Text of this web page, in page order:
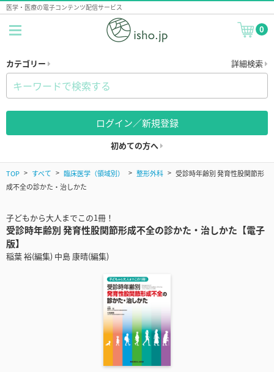
医学・医療の電子コンテンツ配信サービス
0
カテゴリー 詳細検索
ログイン／新規登録
初めての方へ
TOP すべて 臨床医学（領域別） 整形外科
受診時年齢別 発育性股関節形
成不全の診かた・治しかた
子どもから大人までこの1冊！
受診時年齢別 発育性股関節形成不全の診かた・治しかた【電子
版】
稲葉 裕(編集) 中島 康晴(編集)